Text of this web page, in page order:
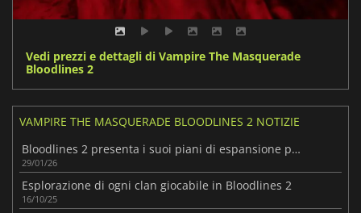
Vedi prezzi e dettagli di Vampire The Masquerade
Bloodlines 2
VAMPIRE THE MASQUERADE BLOODLINES 2 NOTIZIE
Bloodlines 2 presenta i suoi piani di espansione per il 2026
29/01/26
Esplorazione di ogni clan giocabile in Bloodlines 2
16/10/25